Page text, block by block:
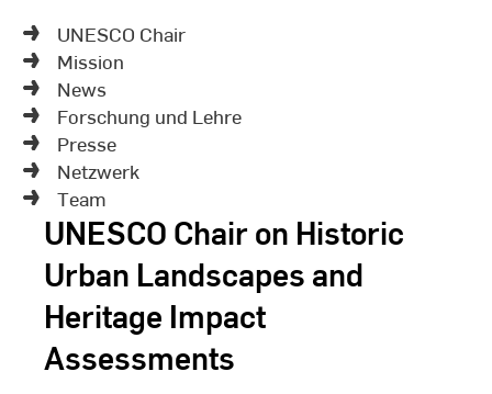
UNESCO Chair
Mission
News
Forschung und Lehre
Presse
Netzwerk
Team
UNESCO Chair on Historic
Urban Landscapes and
Heritage Impact
Assessments